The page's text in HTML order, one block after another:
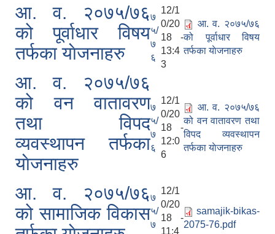
आ. व. २०७५/७६
को पूर्वाधार विषय
तर्फका याेजनाहरु
७
५/
७
६
12/1
0/20
18 -
13:4
3
आ. व. २०७५/७६
को पूर्वाधार विषय
तर्फका याेजनाहरु
आ. व. २०७५/७६
को वन वातावरण
तथा विपद
व्यवस्थापन तर्फका
याेजनाहरु
७
५/
७
६
12/1
0/20
18 -
12:0
6
आ. व. २०७५/७६
को वन वातावरण तथा
विपद व्यवस्थापन
तर्फका याेजनाहरु
आ. व. २०७५/७६
को सामाजिक विकास
७
५/
७
12/1
0/20
18 -
11:4
samajik-bikas-
2075-76.pdf